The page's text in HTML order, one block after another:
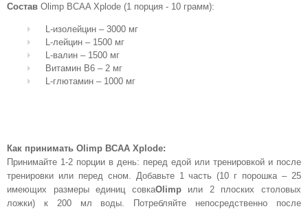
Состав Olimp BCAA Xplode (1 порция - 10 грамм):
L-изолейцин – 3000 мг
L-лейцин – 1500 мг
L-валин – 1500 мг
Витамин В6 – 2 мг
L-глютамин – 1000 мг
Как принимать Olimp BCAA Xplode:
Принимайте 1-2 порции в день: перед едой или тренировкой и после
тренировки или перед сном. Добавьте 1 часть (10 г порошка – 25
имеющих размеры единиц совкаOlimp или 2 плоских столовых
ложки) к 200 мл воды. Потребляйте непосредственно после